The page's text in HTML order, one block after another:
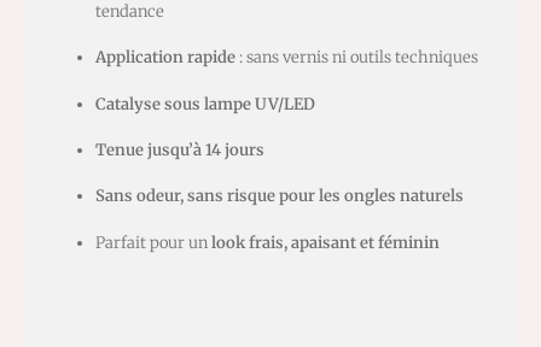
tendance
Application rapide : sans vernis ni outils techniques
Catalyse sous lampe UV/LED
Tenue jusqu’à 14 jours
Sans odeur, sans risque pour les ongles naturels
Parfait pour unlook frais, apaisant et féminin